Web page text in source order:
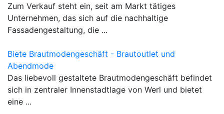
Zum Verkauf steht ein, seit am Markt tätiges
Unternehmen, das sich auf die nachhaltige
Fassadengestaltung, die ...
Biete Brautmodengeschäft - Brautoutlet und
Abendmode
Das liebevoll gestaltete Brautmodengeschäft befindet
sich in zentraler Innenstadtlage von Werl und bietet
eine ...